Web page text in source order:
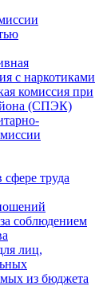
с наркотиками
комиссия при
(СПЭК)
труда
соблюдением
лиц,
из бюджета